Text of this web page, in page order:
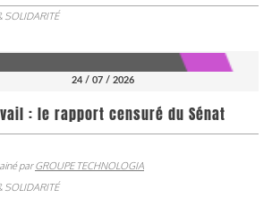
SOLIDARITÉ
24 / 07 / 2026
: le rapport censuré du Sénat
parGROUPE TECHNOLOGIA
SOLIDARITÉ